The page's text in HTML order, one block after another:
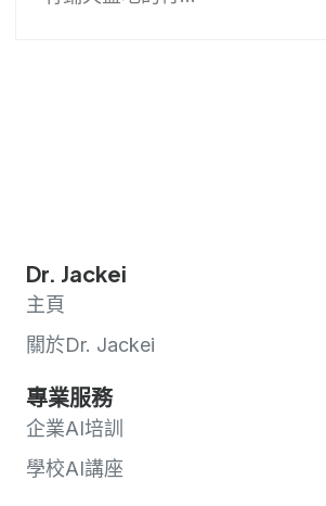
Dr. Jackei
主頁
關於Dr. Jackei
專業服務
企業AI培訓
學校AI講座